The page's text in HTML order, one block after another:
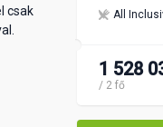
csak
All
1 528
/ 2 fő